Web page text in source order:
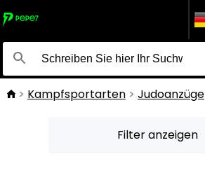
Kampfsportarten Judoanzüge
Filter anzeigen